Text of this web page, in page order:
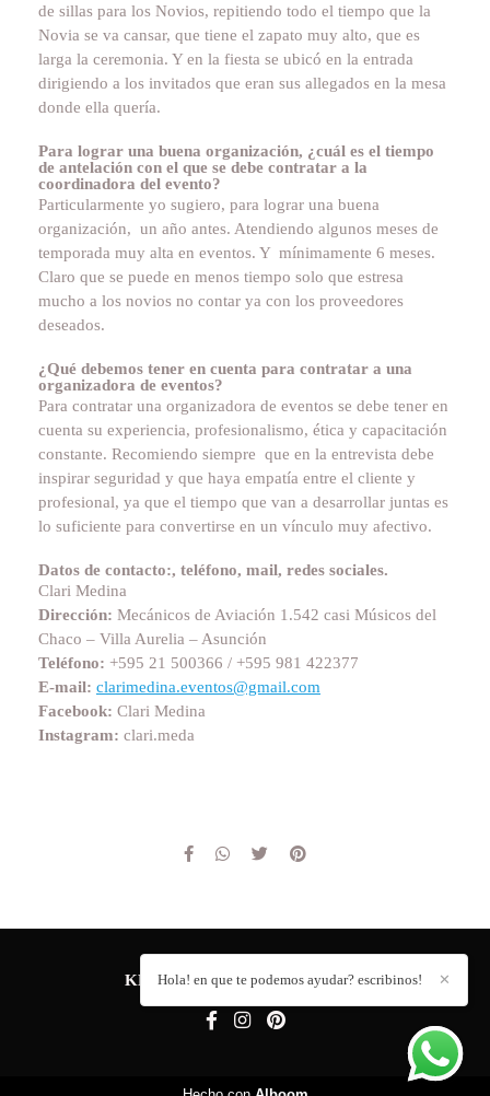
de sillas para los Novios, repitiendo todo el tiempo que la
Novia se va cansar, que tiene el zapato muy alto, que es
larga la ceremonia. Y en la fiesta se ubicó en la entrada
dirigiendo a los invitados que eran sus allegados en la mesa
donde ella quería.
Para lograr una buena organización, ¿cuál es el tiempo
de antelación con el que se debe contratar a la
coordinadora del evento?
Particularmente yo sugiero, para lograr una buena
organización, un año antes. Atendiendo algunos meses de
temporada muy alta en eventos. Y mínimamente 6 meses.
Claro que se puede en menos tiempo solo que estresa
mucho a los novios no contar ya con los proveedores
deseados.
¿Qué debemos tener en cuenta para contratar a una
organizadora de eventos?
Para contratar una organizadora de eventos se debe tener en
cuenta su experiencia, profesionalismo, ética y capacitación
constante. Recomiendo siempre que en la entrevista debe
inspirar seguridad y que haya empatía entre el cliente y
profesional, ya que el tiempo que van a desarrollar juntas es
lo suficiente para convertirse en un vínculo muy afectivo.
Datos de contacto:, teléfono, mail, redes sociales.
Clari Medina
Dirección: Mecánicos de Aviación 1.542 casi Músicos del
Chaco – Villa Aurelia – Asunción
Teléfono: +595 21 500366 / +595 981 422377
E-mail: clarimedina.eventos@gmail.com
Facebook: Clari Medina
Instagram: clari.meda
KEVIN ADORNO/CONTACTO ✕
Hola! en que te podemos ayudar? escribinos!